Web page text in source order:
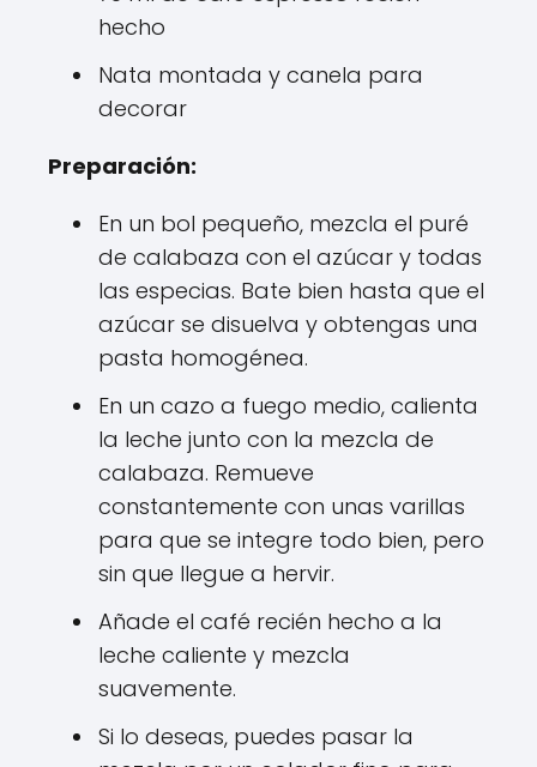
hecho
Nata montada y canela para
decorar
Preparación:
En un bol pequeño, mezcla el puré
de calabaza con el azúcar y todas
las especias. Bate bien hasta que el
azúcar se disuelva y obtengas una
pasta homogénea.
En un cazo a fuego medio, calienta
la leche junto con la mezcla de
calabaza. Remueve
constantemente con unas varillas
para que se integre todo bien, pero
sin que llegue a hervir.
Añade el café recién hecho a la
leche caliente y mezcla
suavemente.
Si lo deseas, puedes pasar la